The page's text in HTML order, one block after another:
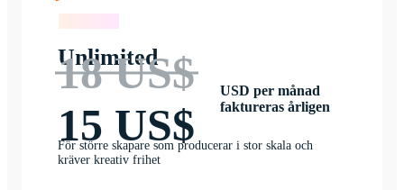
Unlimited
18 US$
15 US$
USD per månad
faktureras årligen
För större skapare som producerar i stor skala och
kräver kreativ frihet